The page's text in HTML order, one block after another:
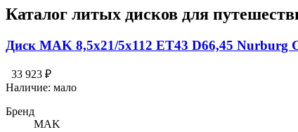
Каталог литых дисков для
Диск MAK 8,5x21/5x112 ET43 D66,45 Nurburg
33 923 ₽
Наличие: мало
Бренд
MAK